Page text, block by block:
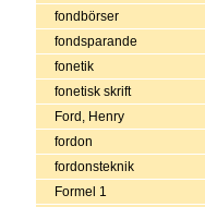
fondbörser
fondsparande
fonetik
fonetisk skrift
Ford, Henry
fordon
fordonsteknik
Formel 1